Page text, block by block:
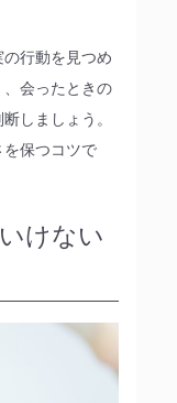
行動を見つめ
会ったときの
しましょう。
保つコツで
けない